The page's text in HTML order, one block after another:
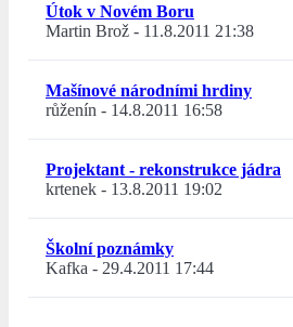
Útok v Novém Boru
Martin Brož - 11.8.2011 21:38
Mašínové národními hrdiny
růženín - 14.8.2011 16:58
Projektant - rekonstrukce jádra
krtenek - 13.8.2011 19:02
Školní poznámky
Kafka - 29.4.2011 17:44